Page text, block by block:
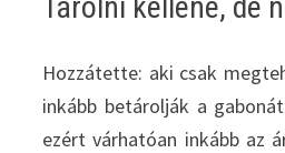
Hozzátette: aki csak
inkább betárolják a
ezért várhatóan inkább az